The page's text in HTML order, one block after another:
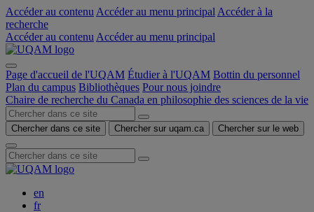
Accéder au contenu Accéder au menu principal Accéder à la
recherche
Accéder au contenu Accéder au menu principal
Page d'accueil de l'UQAM Étudier à l'UQAM Bottin du personnel
Plan du campus Bibliothèques Pour nous joindre
Chaire de recherche du Canada en philosophie des sciences de la vie
Chercher dans ce site Chercher sur uqam.ca Chercher sur le web
en
fr